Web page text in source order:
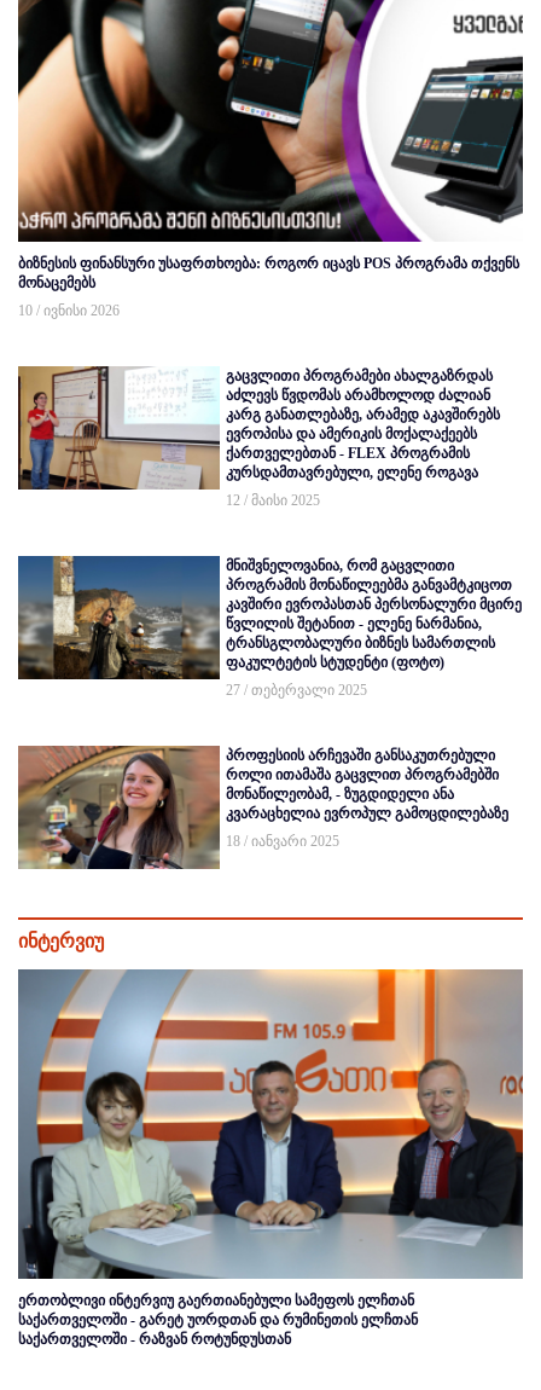
ბიზნესის ფინანსური უსაფრთხოება: როგორ იცავს POS პროგრამა თქვენს
მონაცემებს
10 / ივნისი 2026
გაცვლითი პროგრამები ახალგაზრდას
აძლევს წვდომას არამხოლოდ ძალიან
კარგ განათლებაზე, არამედ აკავშირებს
ევროპისა და ამერიკის მოქალაქეებს
ქართველებთან - FLEX პროგრამის
კურსდამთავრებული, ელენე როგავა
12 / მაისი 2025
მნიშვნელოვანია, რომ გაცვლითი
პროგრამის მონაწილეებმა განვამტკიცოთ
კავშირი ევროპასთან პერსონალური მცირე
წვლილის შეტანით - ელენე ნარმანია,
ტრანსგლობალური ბიზნეს სამართლის
ფაკულტეტის სტუდენტი (ფოტო)
27 / თებერვალი 2025
პროფესიის არჩევაში განსაკუთრებული
როლი ითამაშა გაცვლით პროგრამებში
მონაწილეობამ, - ზუგდიდელი ანა
კვარაცხელია ევროპულ გამოცდილებაზე
18 / იანვარი 2025
ინტერვიუ
ერთობლივი ინტერვიუ გაერთიანებული სამეფოს ელჩთან
საქართველოში - გარეტ უორდთან და რუმინეთის ელჩთან
საქართველოში - რაზვან როტუნდუსთან